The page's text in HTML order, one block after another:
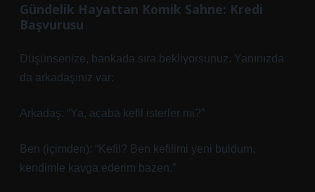
Gündelik Hayattan Komik Sahne: Kredi
Başvurusu
Düşünsenize, bankada sıra bekliyorsunuz. Yanınızda
da arkadaşınız var:
Arkadaş: “Ya, acaba kefil isterler mi?”
Ben (içimden): “Kefil? Ben kefilimi yeni buldum,
kendimle kavga ederim bazen.”